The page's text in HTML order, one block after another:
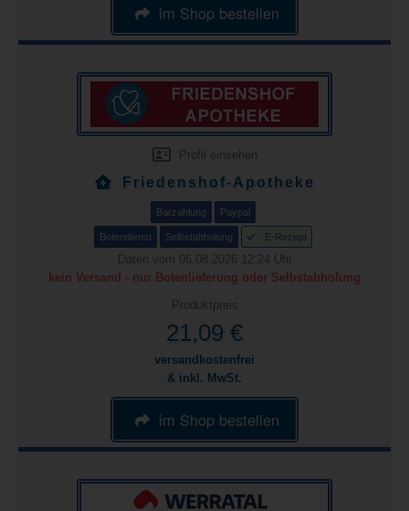
im Shop bestellen
Profil einsehen
Friedenshof-Apotheke
Barzahlung Paypal
Botendienst Selbstabholung E-Rezept
Daten vom 06.08.2026 12:24 Uhr
kein Versand - nur Botenlieferung oder Selbstabholung
Produktpreis
21,09 €
versandkostenfrei
& inkl. MwSt.
im Shop bestellen